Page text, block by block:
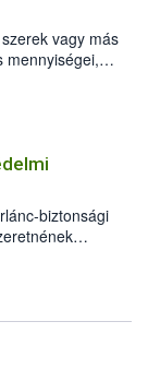
vagy más
mennyiségei,
Az
is jelen kell
jelen, így nem
nézve.
biztonsági